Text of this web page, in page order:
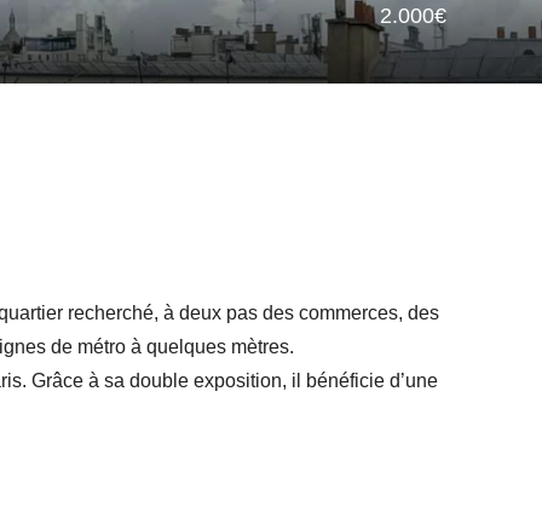
2.000€
recherché, à deux pas des commerces, des
de métro à quelques mètres.
Grâce à sa double exposition, il bénéficie d’une